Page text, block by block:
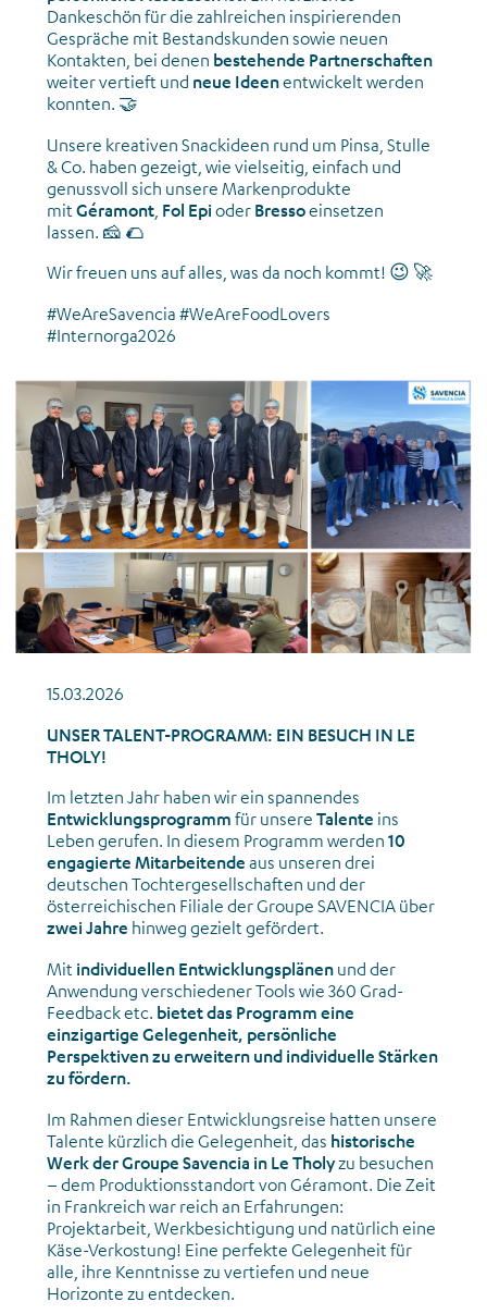
Dankeschön für die zahlreichen inspirierenden
Gespräche mit Bestandskunden sowie neuen
Kontakten, bei denen bestehende Partnerschaften
weiter vertieft und neue Ideenentwickelt werden
konnten. 🤝
Unsere kreativen Snackideen rund um Pinsa, Stulle
& Co. haben gezeigt, wie vielseitig, einfach und
genussvoll sich unsere Markenprodukte
mitGéramont Fol Epi oder Bressoeinsetzen
lassen. 🧀 🌮
Wir freuen uns auf alles, was da noch kommt! 😉 🚀
#WeAreSavencia #WeAreFoodLovers
#Internorga2026
News_Weiterbildung_Talent-Compass_März 2026
15.03.2026
UNSER TALENT-PROGRAMM: EIN BESUCH IN LE
THOLY!
Im letzten Jahr haben wir ein spannendes
Entwicklungsprogramm für unsereTalente ins
Leben gerufen. In diesem Programm werden10
engagierte Mitarbeitende aus unseren drei
deutschen Tochtergesellschaften und der
österreichischen Filiale der Groupe SAVENCIA über
zwei Jahre hinweg gezielt gefördert.
Mit individuellen Entwicklungsplänen und der
Anwendung verschiedener Tools wie 360 Grad-
Feedback etc. bietet das Programm eine
einzigartige Gelegenheit, persönliche
Perspektiven zu erweitern und individuelle Stärken
zu fördern.
Im Rahmen dieser Entwicklungsreise hatten unsere
Talente kürzlich die Gelegenheit, das historische
Werk der Groupe Savencia in Le Tholyzu besuchen
– dem Produktionsstandort von Géramont. Die Zeit
in Frankreich war reich an Erfahrungen:
Projektarbeit, Werkbesichtigung und natürlich eine
Käse-Verkostung! Eine perfekte Gelegenheit für
alle, ihre Kenntnisse zu vertiefen und neue
Horizonte zu entdecken.